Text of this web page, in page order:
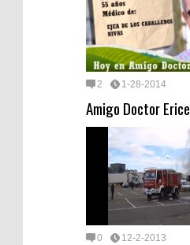
2 1-28-2014
Amigo Doctor Erice
0 12-2-2013